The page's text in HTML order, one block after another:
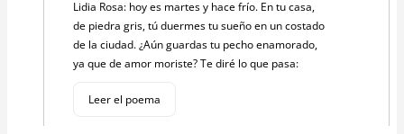
Lidia Rosa: hoy es martes y hace frío. En tu casa,
de piedra gris, tú duermes tu sueño en un costado
de la ciudad. ¿Aún guardas tu pecho enamorado,
ya que de amor moriste? Te diré lo que pasa:
Leer el poema